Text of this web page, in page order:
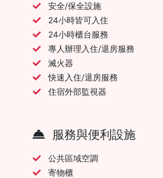
安全/保全設施
24小時皆可入住
24小時櫃台服務
專人辦理入住/退房服務
滅火器
快速入住/退房服務
住宿外部監視器
服務與便利設施
公共區域空調
寄物櫃